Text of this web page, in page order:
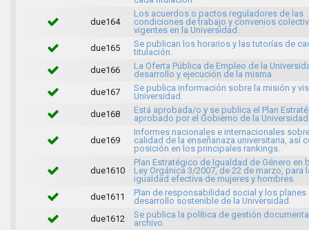
due164
Los acuerdos o pactos reguladores de las
condiciones de trabajo y convenios
vigentes en la Universidad.
due165
Se publican los horarios y las tutorías de
titulación.
due166
La Oferta Pública de Empleo de la
desarrollo y ejecución de la misma.
due167
Se publica información sobre la misión y
Universidad.
due168
Está aprobada/o y se publica el Plan
aprobado por el Gobierno de la
due169
Informes nacionales e internacionales
calidad de la enseñanaza universitaria, así
posición en los principales rankings.
due1610
Plan Estratégico de Igualdad de Género en
Ley Orgánica 3/2007, de 22 de marzo, para
igualdad efectiva de mujeres y hombres.
due1611
Plan de responsabilidad social y los planes
desarrollo sostenible de la Universidad.
due1612
Se publica la política de gestión
archivo.